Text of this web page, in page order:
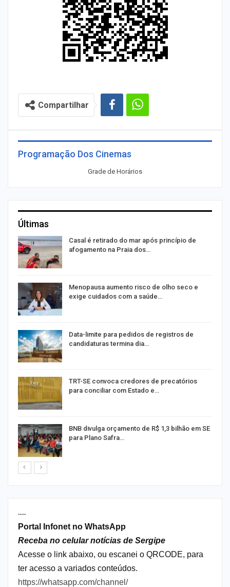
Compartilhar
Programação Dos Cinemas
Grade de Horários
Últimas
Casal é retirado do mar após princípio de
afogamento na Praia dos…
Menopausa aumento risco de olho seco e
exige cuidados com a saúde…
Data-limite para pedidos de registros de
candidaturas termina dia…
TRT-SE convoca credores de precatórios
para conciliar com Estado e…
BNB divulga orçamento de R$ 1,3 bilhão em SE
para Plano Safra…
----
Portal Infonet no WhatsApp
Receba no celular notícias de Sergipe
Acesse o link abaixo, ou escanei o QRCODE, para
ter acesso a variados conteúdos.
https://whatsapp.com/channel/